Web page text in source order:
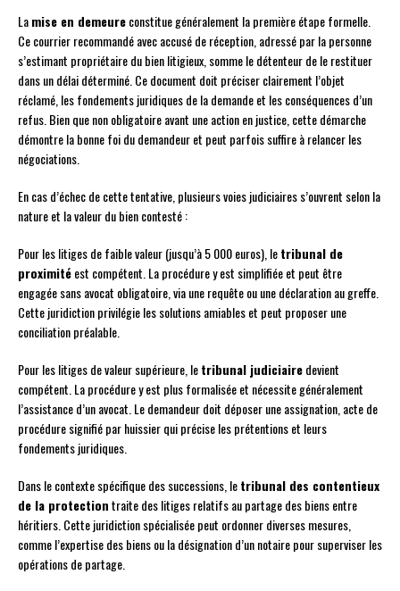
Lamise en demeureconstitue généralement la première étape formelle.
Ce courrier recommandé avec accusé de réception, adressé par la personne
s’estimant propriétaire du bien litigieux, somme le détenteur de le restituer
dans un délai déterminé. Ce document doit préciser clairement l’objet
réclamé, les fondements juridiques de la demande et les conséquences d’un
refus. Bien que non obligatoire avant une action en justice, cette démarche
démontre la bonne foi du demandeur et peut parfois suffire à relancer les
négociations.
En cas d’échec de cette tentative, plusieurs voies judiciaires s’ouvrent selon la
nature et la valeur du bien contesté :
Pour les litiges de faible valeur (jusqu’à 5 000 euros), letribunal de
proximitéest compétent. La procédure y est simplifiée et peut être
engagée sans avocat obligatoire, via une requête ou une déclaration au greffe.
Cette juridiction privilégie les solutions amiables et peut proposer une
conciliation préalable.
Pour les litiges de valeur supérieure, letribunal judiciairedevient
compétent. La procédure y est plus formalisée et nécessite généralement
l’assistance d’un avocat. Le demandeur doit déposer une assignation, acte de
procédure signifié par huissier qui précise les prétentions et leurs
fondements juridiques.
Dans le contexte spécifique des successions, letribunal des contentieux
de la protectiontraite des litiges relatifs au partage des biens entre
héritiers. Cette juridiction spécialisée peut ordonner diverses mesures,
comme l’expertise des biens ou la désignation d’un notaire pour superviser les
opérations de partage.